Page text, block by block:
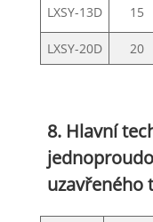
LXSY-13D 15
LXSY-20D 20
8. Hlavní
uzavřeného